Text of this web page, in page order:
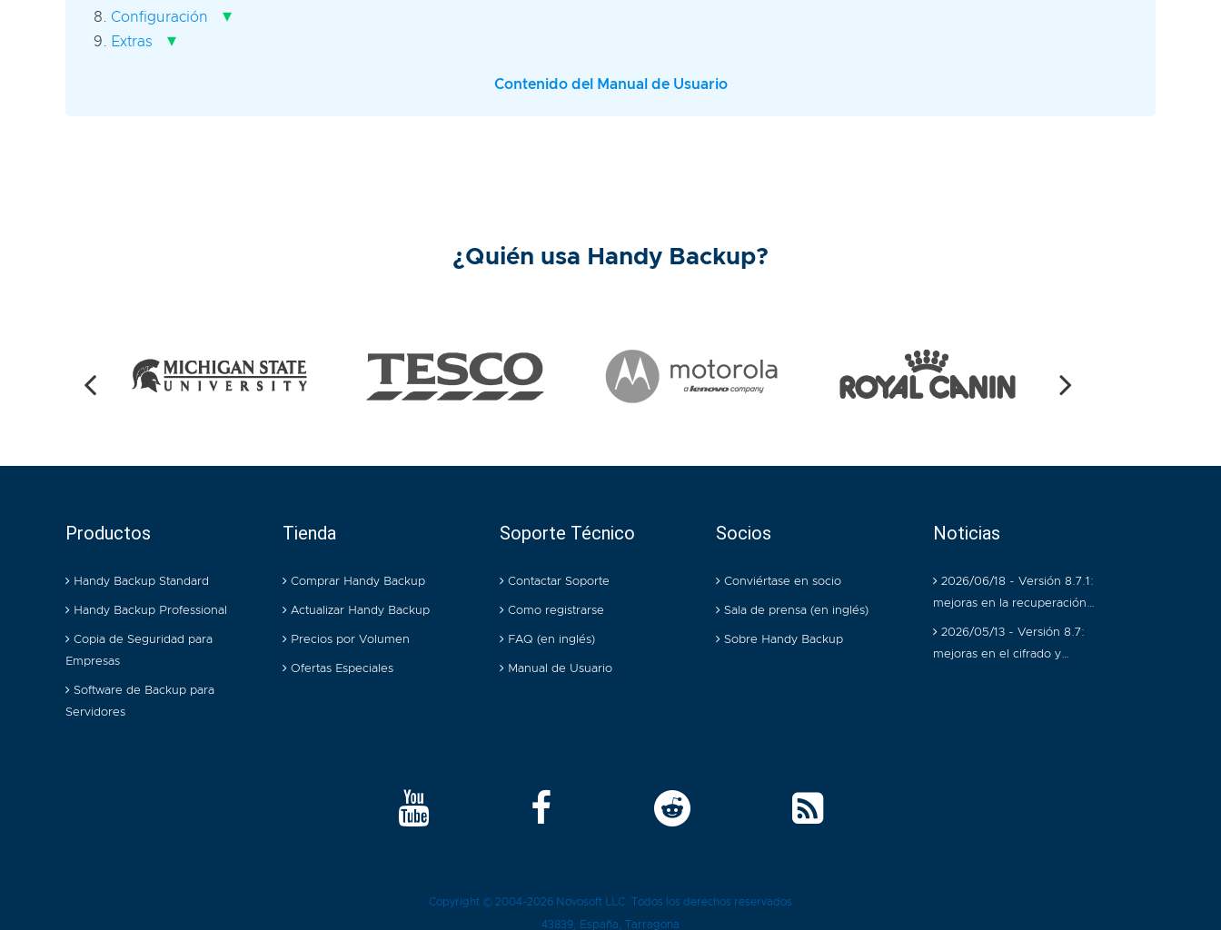
Configuración ▾
Extras ▾
Contenido del Manual de Usuario
¿Quién usa Handy Backup?
Productos
Handy Backup Standard
Handy Backup Professional
Copia de Seguridad para
Empresas
Software de Backup para
Servidores
Tienda
Comprar Handy Backup
Actualizar Handy Backup
Precios por Volumen
Ofertas Especiales
Soporte Técnico
Contactar Soporte
Como registrarse
FAQ (en inglés)
Manual de Usuario
Socios
Conviértase en socio
Sala de prensa (en inglés)
Sobre Handy Backup
Noticias
2026/06/18 - Versión 8.7.1:
mejoras en la recuperación…
2026/05/13 - Versión 8.7:
mejoras en el cifrado y…
Copyright © 2004-2026 Novosoft LLC . Todos los derechos reservados
43839 , España, Tarragona